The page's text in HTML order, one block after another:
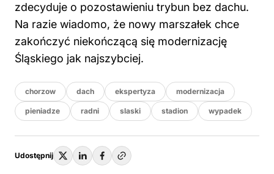
zdecyduje o pozostawieniu trybun bez dachu.
Na razie wiadomo, że nowy marszałek chce
zakończyć niekończącą się modernizację
Śląskiego jak najszybciej.
chorzow dach ekspertyza modernizacja
pieniadze radni slaski stadion wypadek
Udostępnij